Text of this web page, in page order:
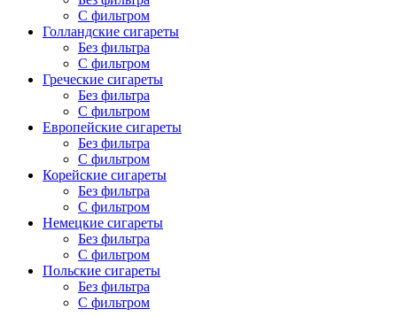
С фильтром
Голландские сигареты
Без фильтра
С фильтром
Греческие сигареты
Без фильтра
С фильтром
Европейские сигареты
Без фильтра
С фильтром
Корейские сигареты
Без фильтра
С фильтром
Немецкие сигареты
Без фильтра
С фильтром
Польские сигареты
Без фильтра
С фильтром